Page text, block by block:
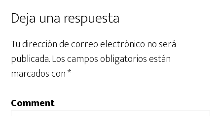
Deja una respuesta
Tu dirección de correo electrónico no será
publicada.Los campos obligatorios están
marcados con*
Comment